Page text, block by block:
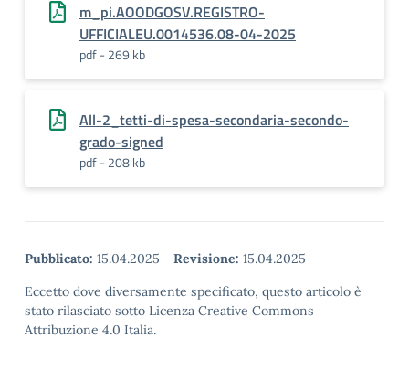
m_pi.AOODGOSV.REGISTRO-
UFFICIALEU.0014536.08-04-2025
pdf - 269 kb
All-2_tetti-di-spesa-secondaria-secondo-
grado-signed
pdf - 208 kb
Pubblicato: 15.04.2025 - Revisione: 15.04.2025
Eccetto dove diversamente specificato, questo articolo è
stato rilasciato sotto Licenza Creative Commons
Attribuzione 4.0 Italia.